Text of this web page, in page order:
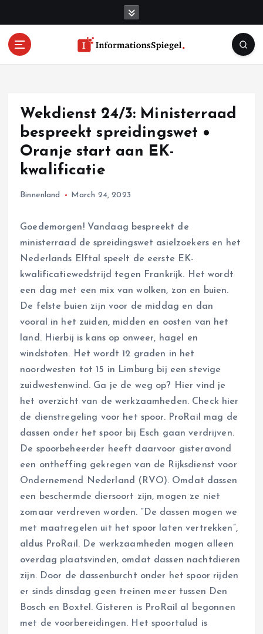
Wekdienst 24/3: Ministerraad
bespreekt spreidingswet •
Oranje start aan EK-
kwalificatie
Binnenland March 24, 2023
Goedemorgen! Vandaag bespreekt de
ministerraad de spreidingswet asielzoekers en het
Nederlands Elftal speelt de eerste EK-
kwalificatiewedstrijd tegen Frankrijk. Het wordt
een dag met een mix van wolken, zon en buien.
De felste buien zijn voor de middag en dan
vooral in het zuiden, midden en oosten van het
land. Hierbij is kans op onweer, hagel en
windstoten. Het wordt 12 graden in het
noordwesten tot 15 in Limburg bij een stevige
zuidwestenwind. Ga je de weg op? Hier vind je
het overzicht van de werkzaamheden. Check hier
de dienstregeling voor het spoor. ProRail mag de
dassen onder het spoor bij Esch gaan verdrijven.
De spoorbeheerder heeft daarvoor gisteravond
een ontheffing gekregen van de Rijksdienst voor
Ondernemend Nederland (RVO). Omdat dassen
een beschermde diersoort zijn, mogen ze niet
zomaar verdreven worden. “De dassen mogen we
met maatregelen uit het spoor laten vertrekken”,
aldus ProRail. De werkzaamheden mogen alleen
overdag plaatsvinden, omdat dassen nachtdieren
zijn. Door de dassenburcht onder het spoor rijden
er sinds dinsdag geen treinen meer tussen Den
Bosch en Boxtel. Gisteren is ProRail al begonnen
met de voorbereidingen. Het spoortalud is